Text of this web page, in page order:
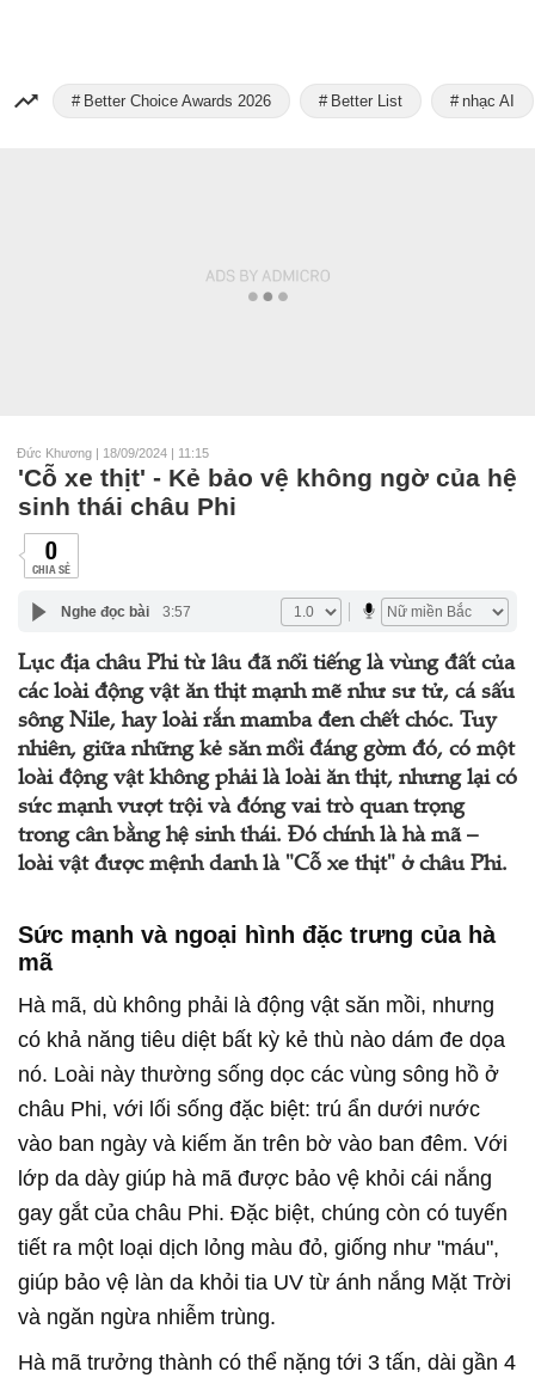
Better Choice Awards 2026 Better List nhạc AI
Đức Khương | 18/09/2024 | 11:15
'Cỗ xe thịt' - Kẻ bảo vệ không ngờ của hệ
sinh thái châu Phi
0
CHIA SẺ
Nghe đọc bài 3:57
Lục địa châu Phi từ lâu đã nổi tiếng là vùng đất của
các loài động vật ăn thịt mạnh mẽ như sư tử, cá sấu
sông Nile, hay loài rắn mamba đen chết chóc. Tuy
nhiên, giữa những kẻ săn mồi đáng gờm đó, có một
loài động vật không phải là loài ăn thịt, nhưng lại có
sức mạnh vượt trội và đóng vai trò quan trọng
trong cân bằng hệ sinh thái. Đó chính là hà mã –
loài vật được mệnh danh là "Cỗ xe thịt" ở châu Phi.
Sức mạnh và ngoại hình đặc trưng của hà
mã
Hà mã, dù không phải là động vật săn mồi, nhưng
có khả năng tiêu diệt bất kỳ kẻ thù nào dám đe dọa
nó. Loài này thường sống dọc các vùng sông hồ ở
châu Phi, với lối sống đặc biệt: trú ẩn dưới nước
vào ban ngày và kiếm ăn trên bờ vào ban đêm. Với
lớp da dày giúp hà mã được bảo vệ khỏi cái nắng
gay gắt của châu Phi. Đặc biệt, chúng còn có tuyến
tiết ra một loại dịch lỏng màu đỏ, giống như "máu",
giúp bảo vệ làn da khỏi tia UV từ ánh nắng Mặt Trời
và ngăn ngừa nhiễm trùng.
Hà mã trưởng thành có thể nặng tới 3 tấn, dài gần 4